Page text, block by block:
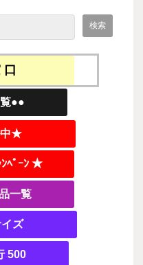
窓 口
覧●●
ル中★
ﾝﾍﾟｰﾝ ★
品一覧
サイズ
500